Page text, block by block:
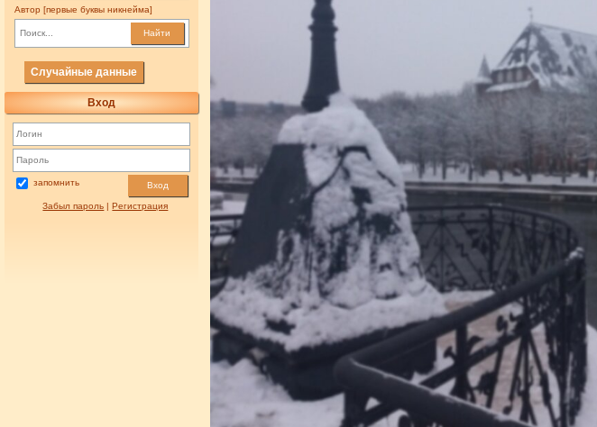
Автор [первые буквы никнейма]
Найти
Случайные данные
Вход
запомнить Вход
Забыл пароль |Регистрация